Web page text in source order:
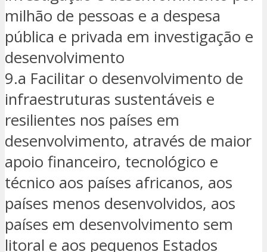
milhão de pessoas e a despesa
pública e privada em investigação e
desenvolvimento
9.a Facilitar o desenvolvimento de
infraestruturas sustentáveis e
resilientes nos países em
desenvolvimento, através de maior
apoio financeiro, tecnológico e
técnico aos países africanos, aos
países menos desenvolvidos, aos
países em desenvolvimento sem
litoral e aos pequenos Estados